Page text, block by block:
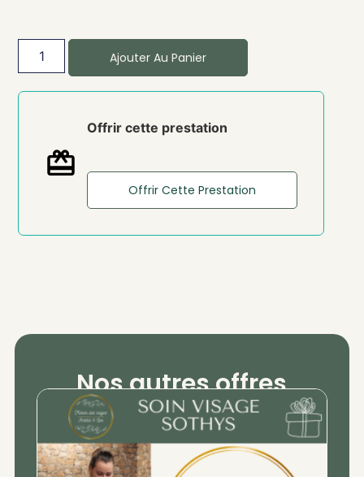
Ajouter Au Panier
Offrir cette prestation
Offrir Cette Prestation
Nos autres offres